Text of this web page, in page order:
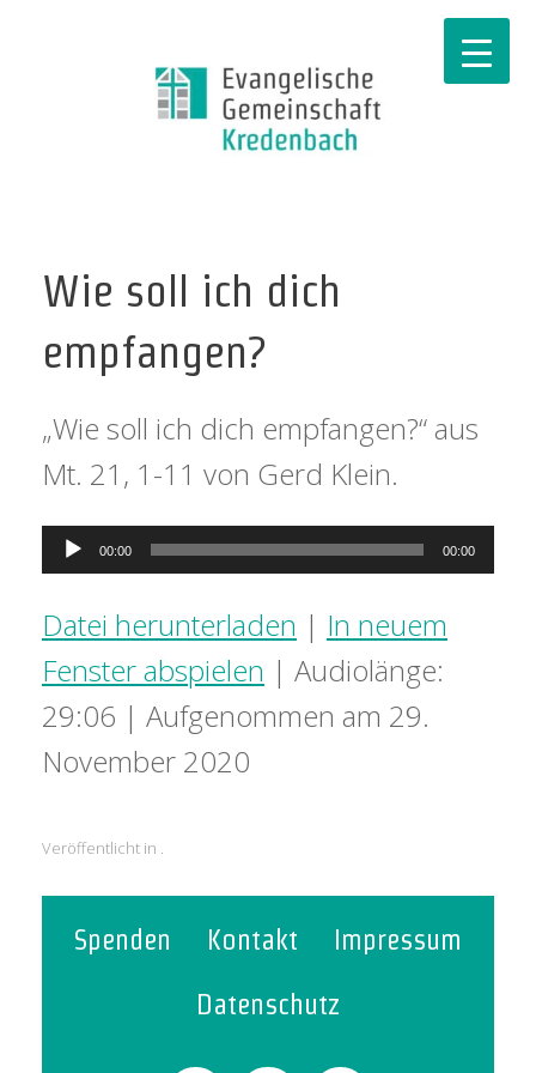
Wie soll ich dich
empfangen?
„Wie soll ich dich empfangen?“ aus
Mt. 21, 1-11 von Gerd Klein.
Audio-
00:00 00:00
Datei herunterladen | In neuem
Fenster abspielen | Audiolänge:
29:06 | Aufgenommen am 29.
November 2020
Veröffentlicht in .
Spenden Kontakt
Impressum
Datenschutz